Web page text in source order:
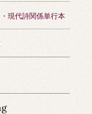
現代詩関係単行本